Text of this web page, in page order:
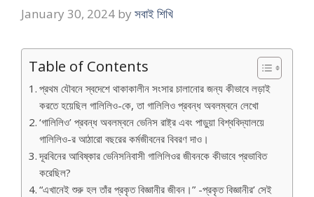
January 30, 2024 by সবাই শিখি
Table of Contents
প্রথম যৌবনে স্বদেশে থাকাকালীন সংসার চালানাের জন্য কীভাবে লড়াই
করতে হয়েছিল গালিলিও-কে, তা গালিলিও প্রবন্ধ অবলম্বনে লেখাে
‘গালিলিও’ প্রবন্ধ অবলম্বনে ভেনিস রাষ্ট্র এবং পাড়ুয়া বিশ্ববিদ্যালয়ে
গালিলিও-র আঠারাে বছরের কর্মজীবনের বিবরণ দাও।
দূরবিনের আবিষ্কার ভেনিসনিবাসী গালিলিওর জীবনকে কীভাবে প্রভাবিত
করেছিল?
“এখানেই শুরু হল তাঁর প্রকৃত বিজ্ঞানীর জীবন।” -প্রকৃত বিজ্ঞানীর’ সেই